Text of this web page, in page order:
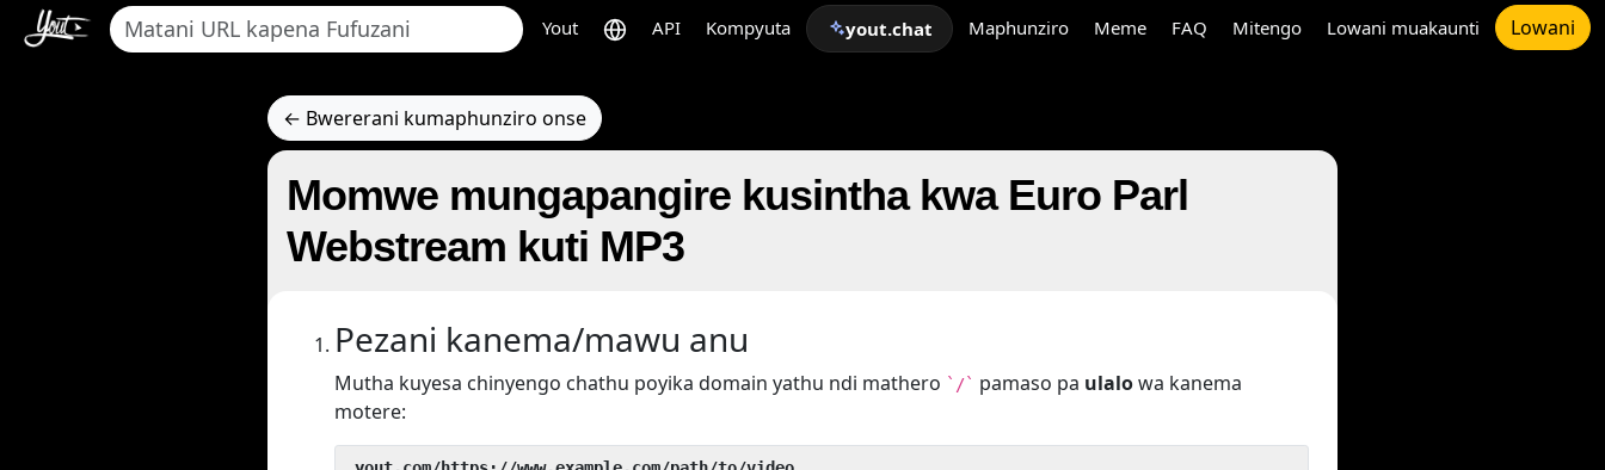
Yout API Kompyuta yout.chat Maphunziro Meme FAQ Mitengo Lowani muakaunti Lowani
← Bwererani kumaphunziro onse
Momwe mungapangire kusintha kwa Euro Parl
Webstream kuti MP3
Pezani kanema/mawu anu
Mutha kuyesa chinyengo chathu poyika domain yathu ndi mathero `/` pamaso pa ulalowa kanema
motere: